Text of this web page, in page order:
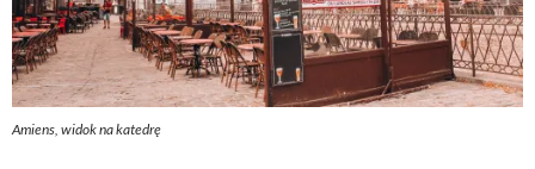
Amiens, widok na katedrę